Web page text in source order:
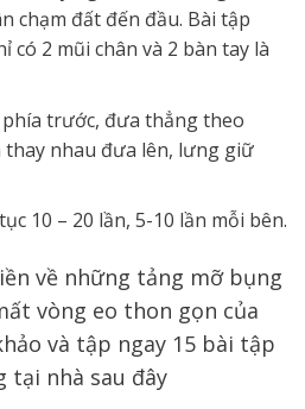
chạm đất đến đầu. Bài tập
có 2 mũi chân và 2 bàn tay là
trước, đưa thẳng theo
nhau đưa lên, lưng giữ
10 – 20 lần, 5-10 lần mỗi bên.